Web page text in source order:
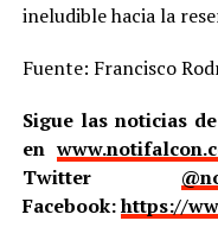
ineludible hacia la
Fuente: Francisco
Sigue las noticias
en
Twitter
Facebook:https://